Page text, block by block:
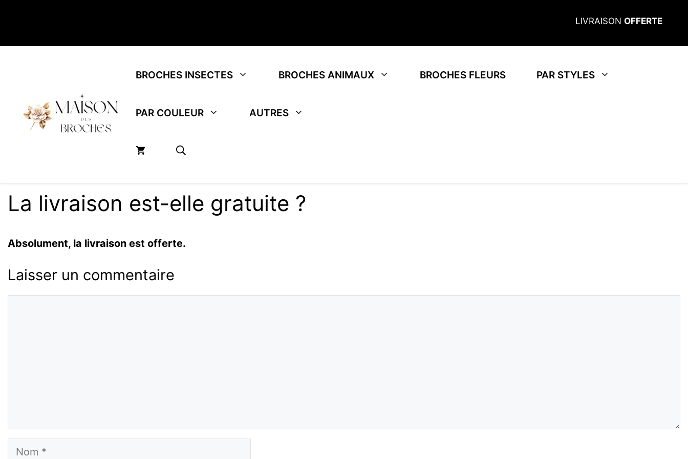
LIVRAISON OFFERTE
BROCHES INSECTES BROCHES ANIMAUX BROCHES FLEURS PAR STYLES
PAR COULEUR AUTRES
La livraison est-elle gratuite ?
Absolument, la livraison est offerte.
Laisser un commentaire
Nom